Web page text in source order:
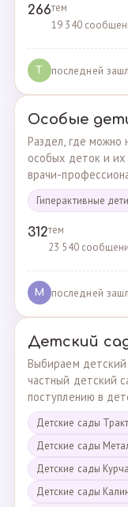
266тем
19 340
T последней
Особые
Раздел, где можно
особых деток и
врачи-
Гиперактивные дети
312тем
23 540
M последней
Детский
Выбираем детский
частный детский
поступлению в
Детские сады
Детские сады
Детские сады
Детские сады